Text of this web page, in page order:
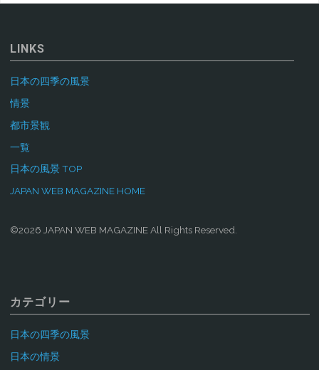
LINKS
日本の四季の風景
情景
都市景観
一覧
日本の風景 TOP
JAPAN WEB MAGAZINE HOME
©2026 JAPAN WEB MAGAZINE All Rights Reserved.
カテゴリー
日本の四季の風景
日本の情景